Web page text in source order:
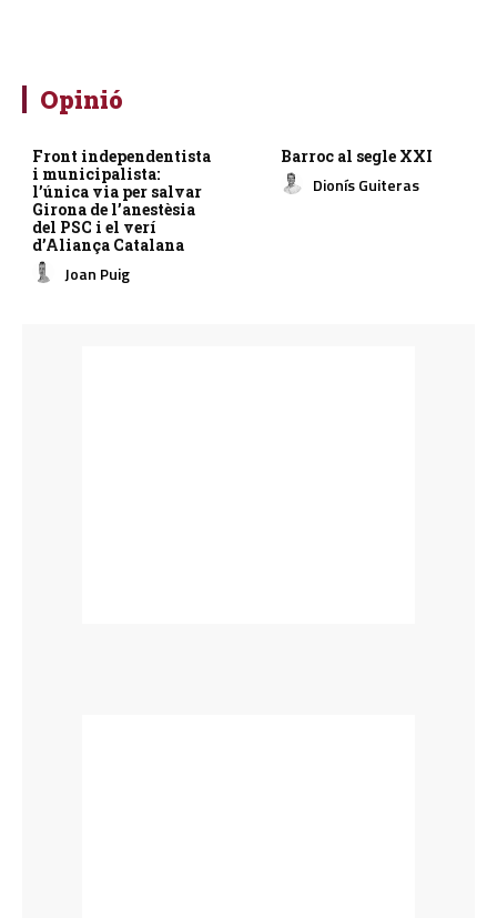
Opinió
Front independentista
i municipalista:
l’única via per salvar
Girona de l’anestèsia
del PSC i el verí
d’Aliança Catalana
Joan Puig
Barroc al segle XXI
Dionís Guiteras